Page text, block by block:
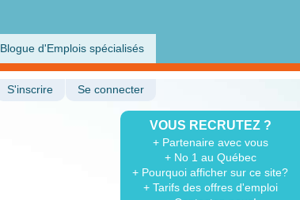
Blogue d'Emplois spécialisés
VOUS RECRUTEZ ?
+ Partenaire avec vous
+ No 1 au Québec
+ Pourquoi afficher sur ce site?
+ Tarifs des offres d'emploi
S'inscrire Se connecter